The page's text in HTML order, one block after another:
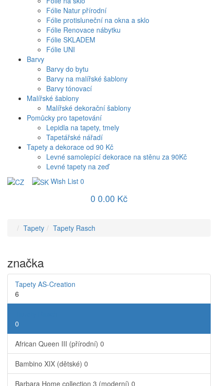
Fólie Natur přírodní
Fólie protisluneční na okna a sklo
Fólie Renovace nábytku
Fólie SKLADEM
Fólie UNI
Barvy
Barvy do bytu
Barvy na malířské šablony
Barvy tónovací
Malířské šablony
Malířské dekorační šablony
Pomůcky pro tapetování
Lepidla na tapety, tmely
Tapetářské nářadí
Tapety a dekorace od 90 Kč
Levné samolepící dekorace na stěnu za 90Kč
Levné tapety na zeď
Wish List 0
0 0.00 Kč
Tapety Tapety Rasch
značka
Tapety AS-Creation
6
0
African Queen III (přírodní) 0
Bambino XIX (dětské) 0
Barbara Home collection 3 (moderní) 0